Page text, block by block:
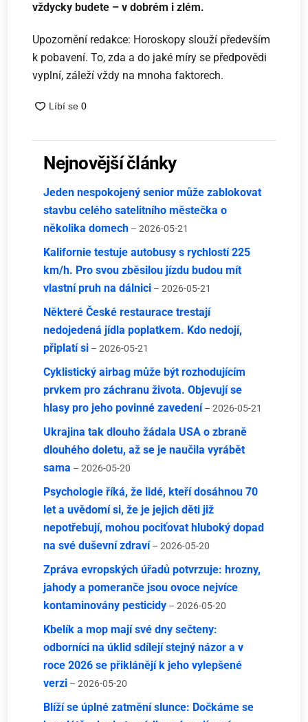
vždycky budete – v dobrém i zlém.
Upozornění redakce: Horoskopy slouží především
k pobavení. To, zda a do jaké míry se předpovědi
vyplní, záleží vždy na mnoha faktorech.
Nejnovější články
Jeden nespokojený senior může zablokovat
stavbu celého satelitního městečka o
několika domech – 2026-05-21
Kalifornie testuje autobusy s rychlostí 225
km/h. Pro svou zběsilou jízdu budou mít
vlastní pruh na dálnici – 2026-05-21
Některé České restaurace trestají
nedojedená jídla poplatkem. Kdo nedojí,
připlatí si – 2026-05-21
Cyklistický airbag může být rozhodujícím
prvkem pro záchranu života. Objevují se
hlasy pro jeho povinné zavedení – 2026-05-21
Ukrajina tak dlouho žádala USA o zbraně
dlouhého doletu, až se je naučila vyrábět
sama – 2026-05-20
Psychologie říká, že lidé, kteří dosáhnou 70
let a uvědomí si, že je jejich děti již
nepotřebují, mohou pociťovat hluboký dopad
na své duševní zdraví – 2026-05-20
Zpráva evropských úřadů potvrzuje: hrozny,
jahody a pomeranče jsou ovoce nejvíce
kontaminovány pesticidy – 2026-05-20
Kbelík a mop mají své dny sečteny:
odborníci na úklid sdílejí stejný názor a v
roce 2026 se přiklánějí k jeho vylepšené
verzi – 2026-05-20
Blíží se úplné zatmění slunce: Dočkáme se